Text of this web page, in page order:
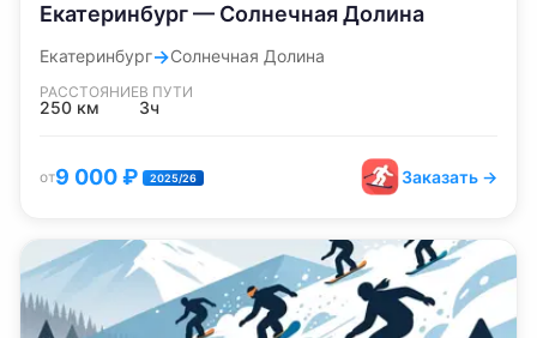
Екатеринбург — Солнечная Долина
Екатеринбург→Солнечная Долина
РАССТОЯНИЕ
250 км
В ПУТИ
3ч
от9 000₽ 2025/26 Заказать →